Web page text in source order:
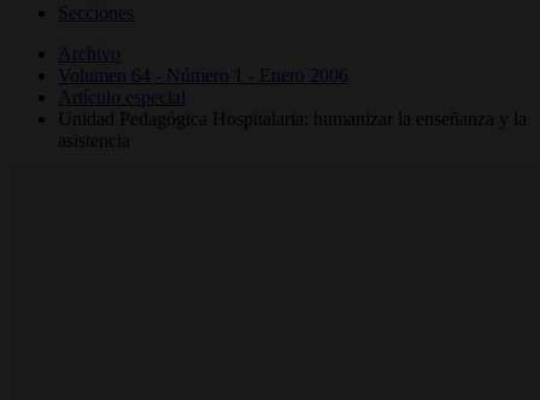
Secciones
Archivo
Volumen 64 - Número 1 - Enero 2006
Artículo especial
Unidad Pedagógica Hospitalaria: humanizar la enseñanza y la
asistencia